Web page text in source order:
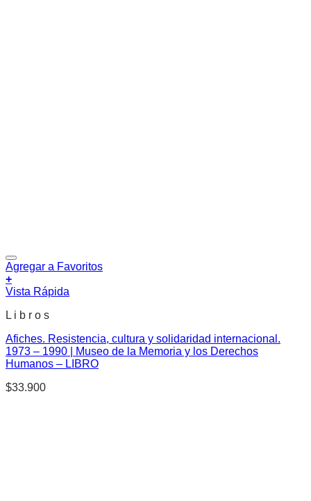
Agregar a Favoritos
+
Vista Rápida
L i b r o s
Afiches. Resistencia, cultura y solidaridad internacional.
1973 – 1990 | Museo de la Memoria y los Derechos
Humanos – LIBRO
$33.900